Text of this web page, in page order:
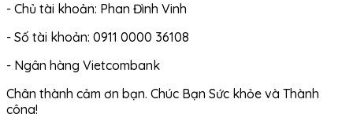
- Chủ tài khoản: Phan Đình Vinh
- Số tài khoản: 0911 0000 36108
- Ngân hàng Vietcombank
Chân thành cảm ơn bạn. Chúc Bạn Sức khỏe và Thành
công!